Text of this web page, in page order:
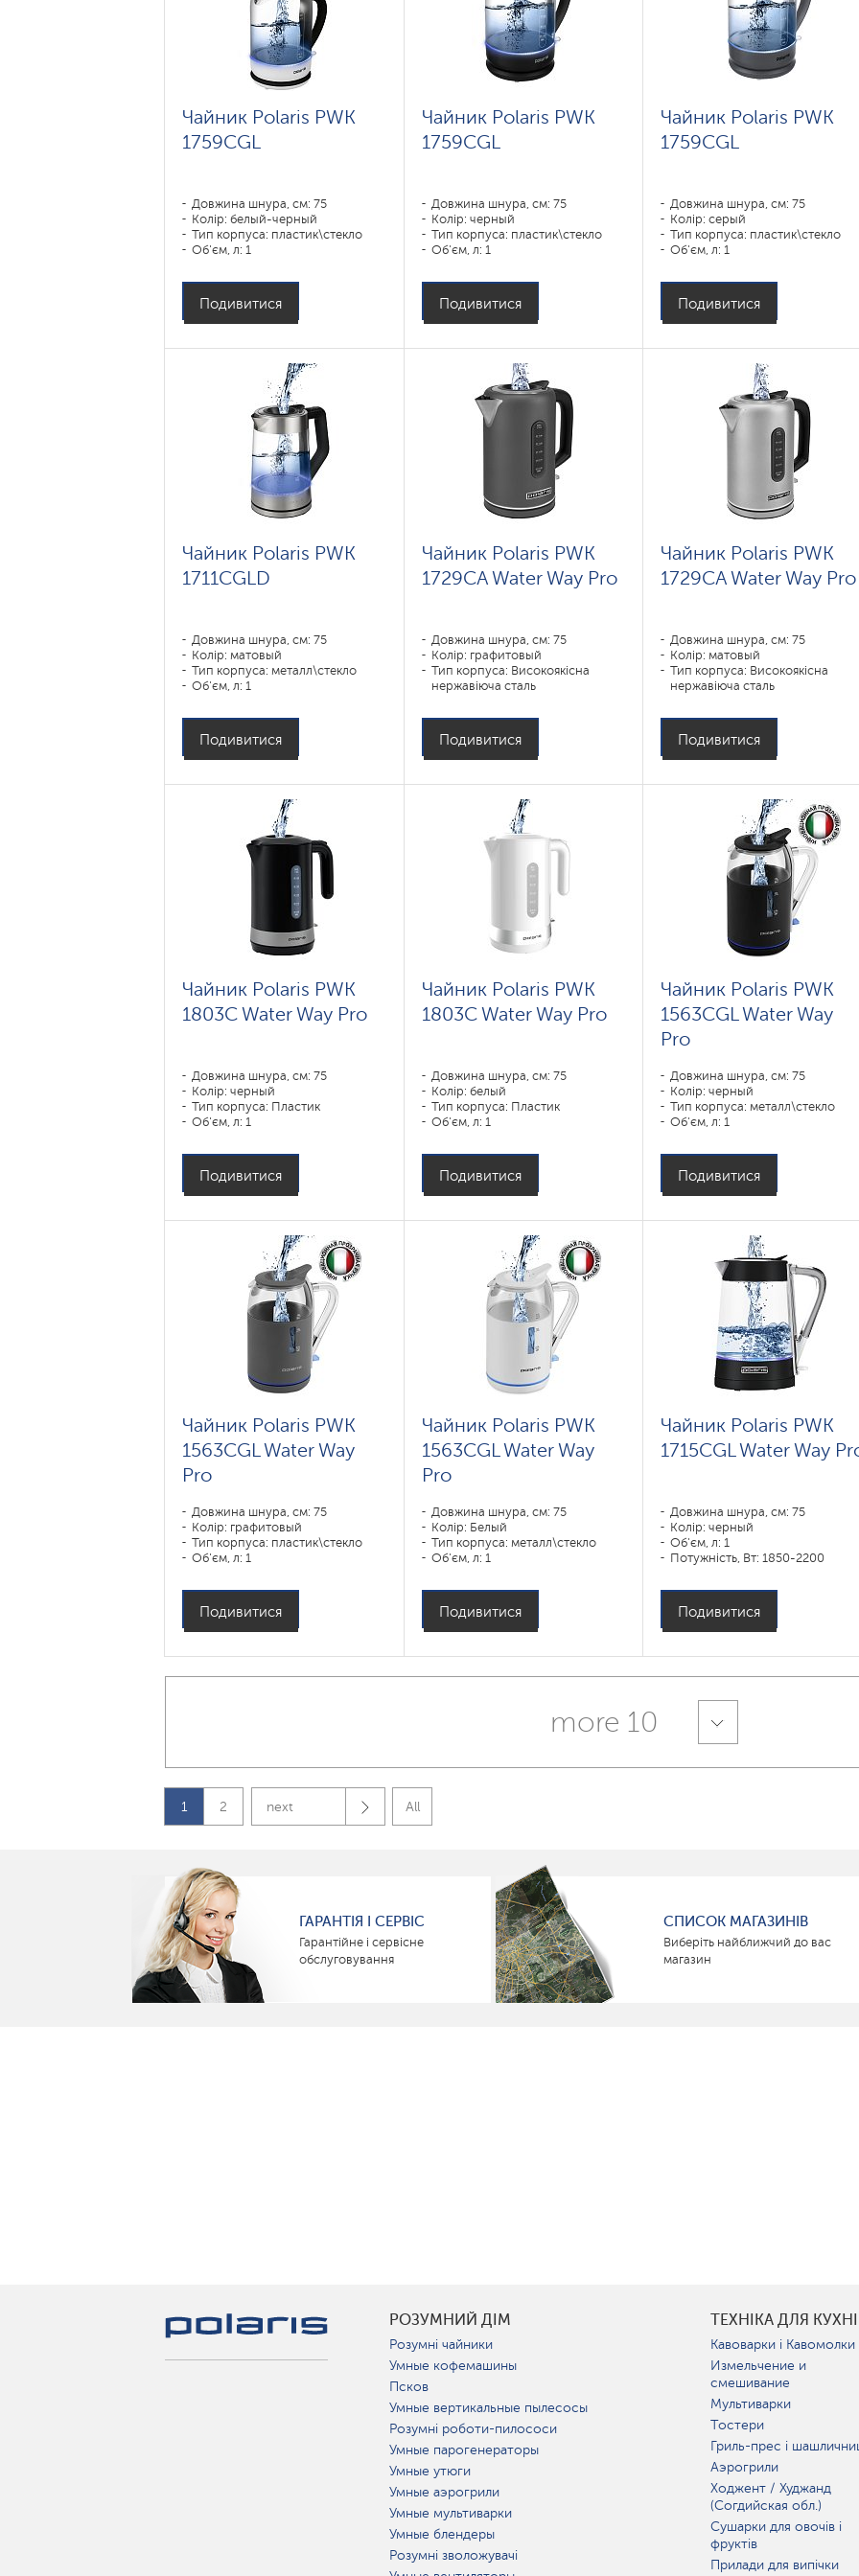
Чайник Polaris PWK
1759CGL
Довжина шнура, см: 75
Колір: белый-черный
Тип корпуса: пластик\стекло
Об'єм, л: 1
Подивитися
Чайник Polaris PWK
1759CGL
Довжина шнура, см: 75
Колір: черный
Тип корпуса: пластик\стекло
Об'єм, л: 1
Подивитися
Чайник Polaris PWK
1759CGL
Довжина шнура, см: 75
Колір: серый
Тип корпуса: пластик\стекло
Об'єм, л: 1
Подивитися
Чайник Polaris PWK
1711CGLD
Довжина шнура, см: 75
Колір: матовый
Тип корпуса: металл\стекло
Об'єм, л: 1
Подивитися
Чайник Polaris PWK
1729CA Water Way Pro
Довжина шнура, см: 75
Колір: графитовый
Тип корпуса: Високоякісна
нержавіюча сталь
Потужність, Вт: 1850-2200
Подивитися
Чайник Polaris PWK
1729CA Water Way Pro
Довжина шнура, см: 75
Колір: матовый
Тип корпуса: Високоякісна
нержавіюча сталь
Потужність, Вт: 1850-2200
Подивитися
Чайник Polaris PWK
1803C Water Way Pro
Довжина шнура, см: 75
Колір: черный
Тип корпуса: Пластик
Об'єм, л: 1
Подивитися
Чайник Polaris PWK
1803C Water Way Pro
Довжина шнура, см: 75
Колір: белый
Тип корпуса: Пластик
Об'єм, л: 1
Подивитися
Чайник Polaris PWK
1563CGL Water Way
Pro
Довжина шнура, см: 75
Колір: черный
Тип корпуса: металл\стекло
Об'єм, л: 1
Подивитися
Чайник Polaris PWK
1563CGL Water Way
Pro
Довжина шнура, см: 75
Колір: графитовый
Тип корпуса: пластик\стекло
Об'єм, л: 1
Подивитися
Чайник Polaris PWK
1563CGL Water Way
Pro
Довжина шнура, см: 75
Колір: Белый
Тип корпуса: металл\стекло
Об'єм, л: 1
Подивитися
Чайник Polaris PWK
1715CGL Water Way
Довжина шнура, см: 75
Колір: черный
Об'єм, л: 1
Потужність, Вт: 1850-2200
Подивитися
more 10
1 2 next All
ГАРАНТІЯ І СЕРВІС
Гарантійне і сервісне
обслуговування
СПИСОК МАГАЗИНІВ
Виберіть найближчий до вас
магазин
РОЗУМНИЙ ДІМ
Розумні чайники
Умные кофемашины
Псков
Умные вертикальные пылесосы
Розумні роботи-пилососи
Умные парогенераторы
Умные утюги
Умные аэрогрили
Умные мультиварки
Умные блендеры
Розумні зволожувачі
ТЕХНІКА ДЛЯ КУХНІ
Кавоварки і Кавомолки
Измельчение и
смешивание
Мультиварки
Тостери
Гриль-прес і
Аэрогрили
Ходжент / Худжанд
(Согдийская обл.)
Сушарки для овочів і
фруктів
Прилади для випічки